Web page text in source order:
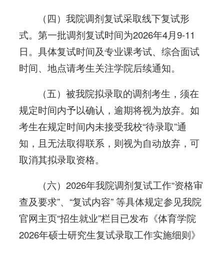
（四）我院调剂复试采取线下复试形
式。第一批调剂复试时间为2026年4月9-11
日。具体复试时间及专业课考试、综合面试
时间、地点请考生关注学院后续通知。
（五）被我院拟录取的调剂考生，须在
规定时间内予以确认，逾期将视为放弃。如
考生在规定时间内未接受我校“待录取”通
知，且无法取得联系，则视为自动放弃，可
取消其拟录取资格。
（六）2026年我院调剂复试工作“资格审
查及要求”、“复试内容” 等具体规定参见我院
官网主页“招生就业”栏目已发布《体育学院
2026年硕士研究生复试录取工作实施细则》